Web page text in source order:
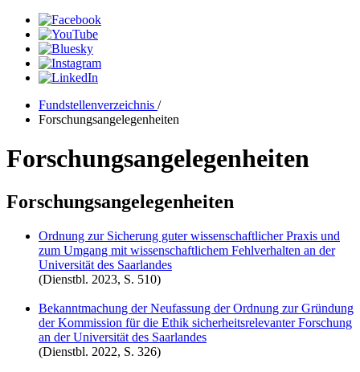
Fundstellenverzeichnis /
Forschungsangelegenheiten
Forschungsangelegenheiten
Forschungsangelegenheiten
Ordnung zur Sicherung guter wissenschaftlicher Praxis und
zum Umgang mit wissenschaftlichem Fehlverhalten an der
Universität des Saarlandes
(Dienstbl. 2023, S. 510)
Bekanntmachung der Neufassung der Ordnung zur Gründung
der Kommission für die Ethik sicherheitsrelevanter Forschung
an der Universität des Saarlandes
(Dienstbl. 2022, S. 326)